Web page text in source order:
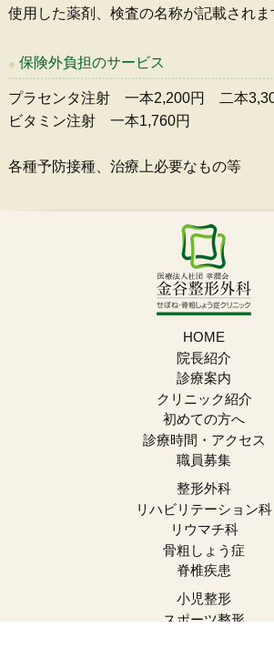
使用した薬剤、検査の名称が記載されま
保険外負担のサービス
プラセンタ注射 一本2,200円 二本
ビタミン注射 一本1,760円
各種予防接種、治療上必要なもの等
HOME
院長紹介
診療案内
クリニック紹介
初めての方へ
診療時間・アクセス
職員募集
整形外科
リハビリテーション科
リウマチ科
骨粗しょう症
脊椎疾患
小児整形
スポーツ整形